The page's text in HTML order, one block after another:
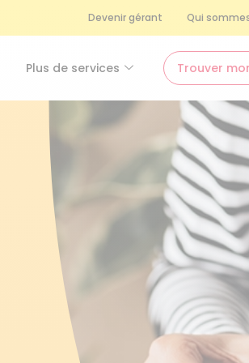
Devenir gérant Qui
Plus de services Trouver